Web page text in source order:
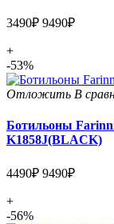
3490₽ 9490₽
+
-53%
Отложить В
Ботильоны
K1858J(BLACK)
4490₽ 9490₽
+
-56%